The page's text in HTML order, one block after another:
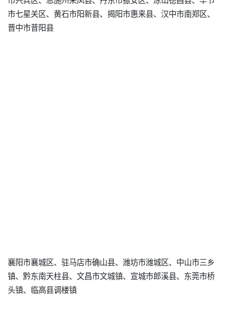
市七星关区、黄石市阳新县、揭阳市惠来县、汉中市南郑区、
晋中市昔阳县
襄阳市襄城区、驻马店市确山县、潍坊市潍城区、中山市三乡
镇、黔东南天柱县、文昌市文城镇、宣城市郎溪县、东莞市桥
头镇、临高县调楼镇